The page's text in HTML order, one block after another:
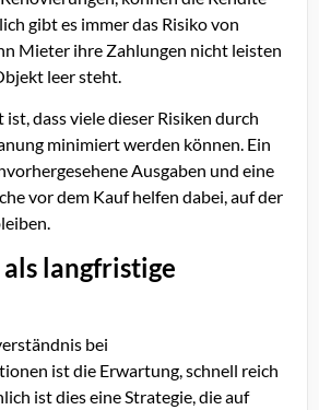
gibt es immer das Risiko von
Mieter ihre Zahlungen nicht leisten
leer steht.
dass viele dieser Risiken durch
minimiert werden können. Ein
Ausgaben und eine
vor dem Kauf helfen dabei, auf der
langfristige
bei
ist die Erwartung, schnell reich
ist dies eine Strategie, die auf